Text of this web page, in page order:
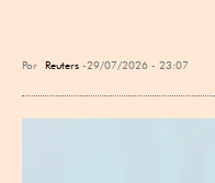
Por Reuters 29/07/2026 - 23:07